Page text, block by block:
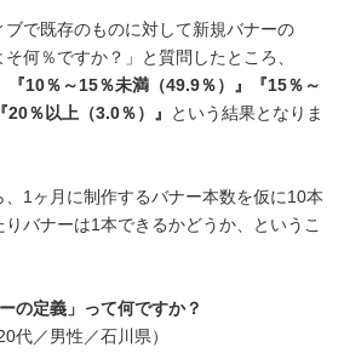
で既存のものに対して新規バナーの
そ何％ですか？」と質問したところ、
『10％～ 15％未満（49.9％）』『15％～
20％以上（3.0％）』
という結果となりま
、1ヶ月に制作するバナー本数を仮に10本
バナーは1本できるかどうか、というこ
の定義」って何ですか？
代／男性／石川県）